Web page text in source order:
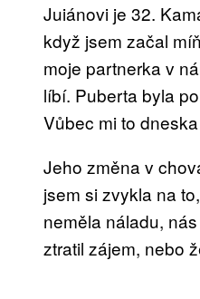
Juiánovi je 32.
když jsem začal
moje partnerka v
líbí. Puberta byla
Vůbec mi to
Jeho změna v
jsem si zvykla na
neměla náladu,
ztratil zájem, nebo